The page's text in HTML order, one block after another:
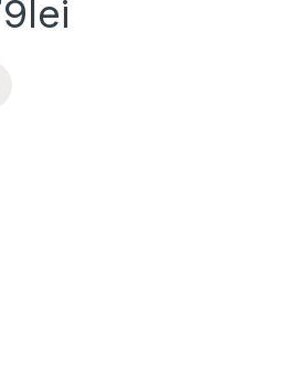
lei